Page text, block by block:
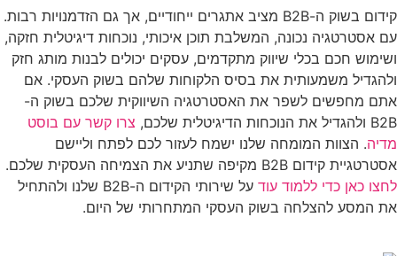
קידום בשוק ה-B2B מציב אתגרים ייחודיים, אך גם הזדמנויות רבות.
עם אסטרטגיה נכונה, המשלבת תוכן איכותי, נוכחות דיגיטלית חזקה,
ושימוש חכם בכלי שיווק מתקדמים, עסקים יכולים לבנות מותג חזק
ולהגדיל משמעותית את בסיס הלקוחות שלהם בשוק העסקי. אם
אתם מחפשים לשפר את האסטרטגיה השיווקית שלכם בשוק ה-
B2B ולהגדיל את הנוכחות הדיגיטלית שלכם,
צרו קשר עם בוסט
מדיה. הצוות המומחה שלנו ישמח לעזור לכם לפתח וליישם
אסטרטגיית קידום B2B מקיפה שתניע את הצמיחה העסקית שלכם.
לחצו כאן כדי ללמוד עוד
על שירותי הקידום ה-B2B שלנו ולהתחיל
את המסע להצלחה בשוק העסקי המתחרותי של היום.